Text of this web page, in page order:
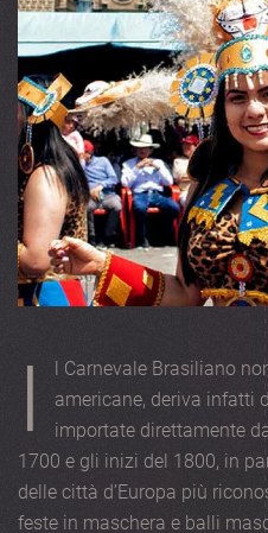
I
l Carnevale Brasiliano
americane, deriva infatti
importate direttamente
1700 e gli inizi del 1800, in
delle città d’Europa più
feste in maschera e balli